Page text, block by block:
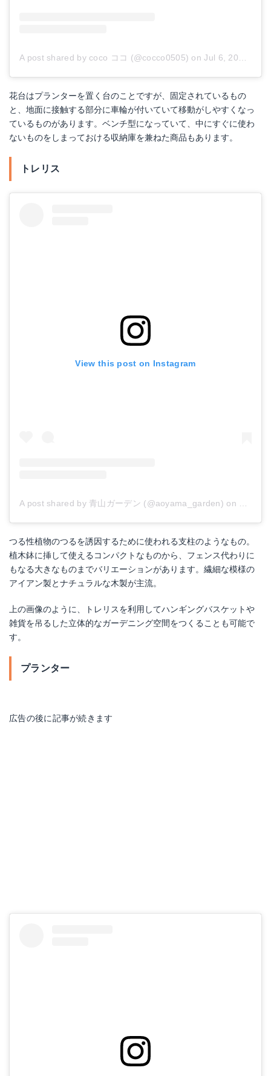
A post shared by coco ココ (@cocco0505) onJul 6, 2017 at 12:54am PDT
花台はプランターを置く台のことですが、固定されているもの
と、地面に接触する部分に車輪が付いていて移動がしやすくなっ
ているものがあります。ベンチ型になっていて、中にすぐに使わ
ないものをしまっておける収納庫を兼ねた商品もあります。
トレリス
View this post on Instagram
A post shared by 青山ガーデン (@aoyama_garden) on
つる性植物のつるを誘因するために使われる支柱のようなもの。
植木鉢に挿して使えるコンパクトなものから、フェンス代わりに
もなる大きなものまでバリエーションがあります。繊細な模様の
アイアン製とナチュラルな木製が主流。
上の画像のように、トレリスを利用してハンギングバスケットや
雑貨を吊るした立体的なガーデニング空間をつくることも可能で
す。
プランター
広告の後に記事が続きます